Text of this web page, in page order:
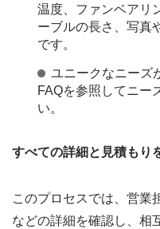
温度、ファンベアリ
ーブルの長さ、写真
です。
ユニークなニーズ
FAQを参照してニー
い。
すべての詳細と見積もり
このプロセスでは、営業
などの詳細を確認し、相